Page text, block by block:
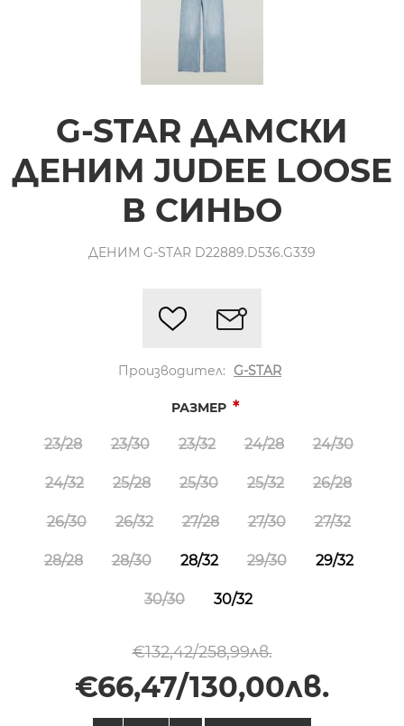
G-STAR ДАМСКИ
ДЕНИМ JUDEE LOOSE
В СИНЬО
ДЕНИМ G-STAR D22889.D536.G339
Производител: G-STAR
РАЗМЕР *
23/28 23/30 23/32 24/28 24/30
24/32 25/28 25/30 25/32 26/28
26/30 26/32 27/28 27/30 27/32
28/28 28/30 28/32 29/30 29/32
30/30 30/32
€132,42/258,99лв.
€66,47/130,00лв.